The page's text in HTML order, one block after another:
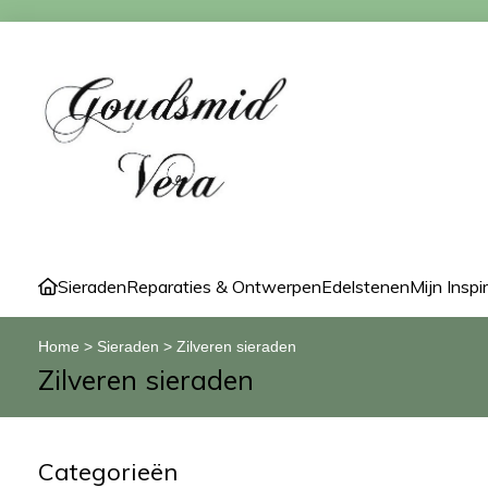
SieradenReparaties & OntwerpenEdelstenenMijn
Home > Sieraden > Zilveren sieraden
Zilveren sieraden
Categorieën